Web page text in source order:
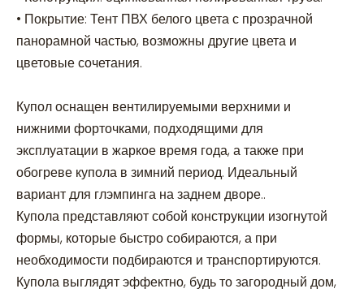
• Покрытие: Тент ПВХ белого цвета с прозрачной
панорамной частью, возможны другие цвета и
цветовые сочетания.
Купол оснащен вентилируемыми верхними и
нижними форточками, подходящими для
эксплуатации в жаркое время года, а также при
обогреве купола в зимний период. Идеальный
вариант для глэмпинга на заднем дворе..
Купола представляют собой конструкции изогнутой
формы, которые быстро собираются, а при
необходимости подбираются и транспортируются.
Купола выглядят эффектно, будь то загородный дом,